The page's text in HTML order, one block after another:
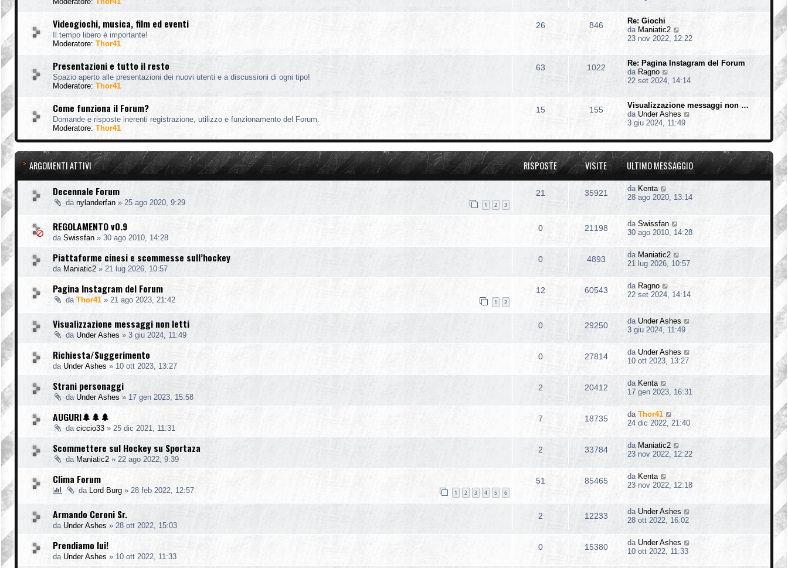
t
m
o
e
a
g
g
o
Videogiochi, musica, film ed eventi
Il tempo libero è importante!
Moderatore: Thor41
26 846
Re: Giochi
da Maniatic2
e
u
t
m
o
m
e
s
a
g
g
23 nov 2022, 12:22
Presentazioni e tutto il resto
Spazio aperto alle presentazioni dei nuovi utenti e a discussioni di ogni tipo!
Moderatore: Thor41
63 1022
Re: Pagina Instagram del Forum
da Ragno
e
i
u
l
t
m
o
m
e
a
g
o
22 set 2024, 14:14
Come funziona il Forum?
Domande e risposte inerenti registrazione, utilizzo e funzionamento del Forum.
Moderatore: Thor41
15 155
Visualizzazione messaggi non …
da Under Ashes
i
l
t
o
m
s
a
3 giu 2024, 11:49
ARGOMENTI ATTIVI RISPOSTE VISITE ULTIMO MESSAGGIO
Decennale Forum
da nylanderfan » 25 ago 2020, 9:29 1 2 3
21 35921 da Kenta
28 ago 2020, 13:14
REGOLAMENTO v0.9
da Swissfan » 30 ago 2010, 14:28
0 21198 da Swissfan
30 ago 2010, 14:28
Piattaforme cinesi e scommesse sull’hockey
da Maniatic2 » 21 lug 2026, 10:57
0 4893 da Maniatic2
21 lug 2026, 10:57
Pagina Instagram del Forum
da Thor41 » 21 ago 2023, 21:42 1 2
12 60543 da Ragno
22 set 2024, 14:14
Visualizzazione messaggi non letti
da Under Ashes » 3 giu 2024, 11:49
0 29250 da Under Ashes
3 giu 2024, 11:49
Richiesta/Suggerimento
da Under Ashes » 10 ott 2023, 13:27
0 27814 da Under Ashes
10 ott 2023, 13:27
Strani personaggi
da Under Ashes » 17 gen 2023, 15:58
2 20412 da Kenta
17 gen 2023, 16:31
AUGURI🌲🌲🌲
da ciccio33 » 25 dic 2021, 11:31
7 18735 da Thor41
24 dic 2022, 21:40
Scommettere sul Hockey su Sportaza
da Maniatic2 » 22 ago 2022, 9:39
2 33784 da Maniatic2
23 nov 2022, 12:22
Clima Forum
da Lord Burg » 28 feb 2022, 12:57 1 2 3 4 5 6
51 85465 da Kenta
23 nov 2022, 12:18
Armando Ceroni Sr.
da Under Ashes » 28 ott 2022, 15:03
2 12233 da Under Ashes
28 ott 2022, 16:02
Prendiamo lui!
da Under Ashes » 10 ott 2022, 11:33
0 15380 da Under Ashes
10 ott 2022, 11:33